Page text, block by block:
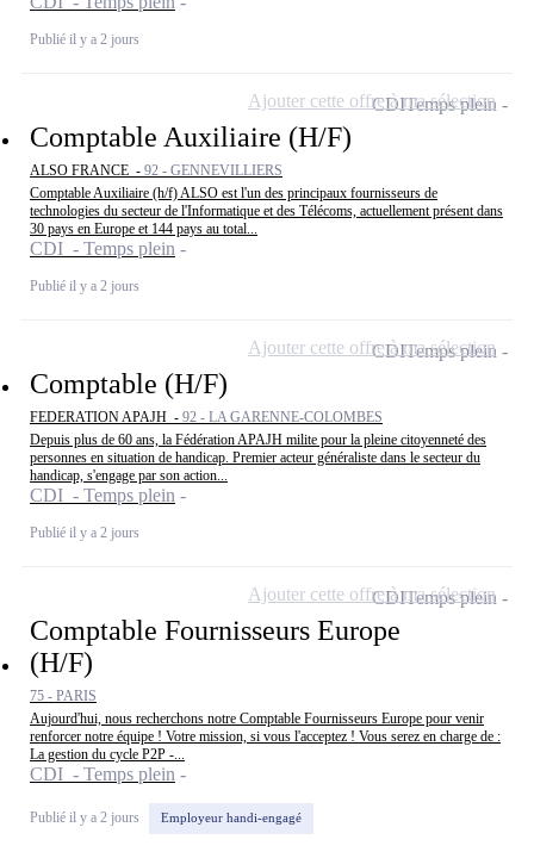
Publié il y a 2 jours
Comptable Auxiliaire (H/F)
ALSO FRANCE - 92 - GENNEVILLIERS
Comptable Auxiliaire (h/f) ALSO est l'un des principaux fournisseurs de
technologies du secteur de l'Informatique et des Télécoms, actuellement présent dans
30 pays en Europe et 144 pays au total...
CDI - Temps plein
Publié il y a 2 jours
CDITemps plein
Ajouter cette offre à ma sélection
Comptable (H/F)
FEDERATION APAJH - 92 - LA GARENNE-COLOMBES
Depuis plus de 60 ans, la Fédération APAJH milite pour la pleine citoyenneté des
personnes en situation de handicap. Premier acteur généraliste dans le secteur du
handicap, s'engage par son action...
CDI - Temps plein
Publié il y a 2 jours
CDITemps plein
Ajouter cette offre à ma sélection
Comptable Fournisseurs Europe
(H/F)
75 - PARIS
Aujourd'hui, nous recherchons notre Comptable Fournisseurs Europe pour venir
renforcer notre équipe ! Votre mission, si vous l'acceptez ! Vous serez en charge de :
La gestion du cycle P2P -...
CDI - Temps plein
Publié il y a 2 jours Employeur handi-engagé
CDITemps plein
Ajouter cette offre à ma sélection